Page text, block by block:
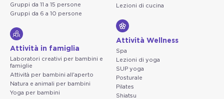
Gruppi da 11 a 15 persone
Gruppi da 6 a 10 persone
Attività in famiglia
Laboratori creativi per bambini e
famiglie
Attività per bambini all'aperto
Natura e animali per bambini
Yoga per bambini
Lezioni di cucina
Attività Wellness
Spa
Lezioni di yoga
SUP yoga
Posturale
Pilates
Shiatsu